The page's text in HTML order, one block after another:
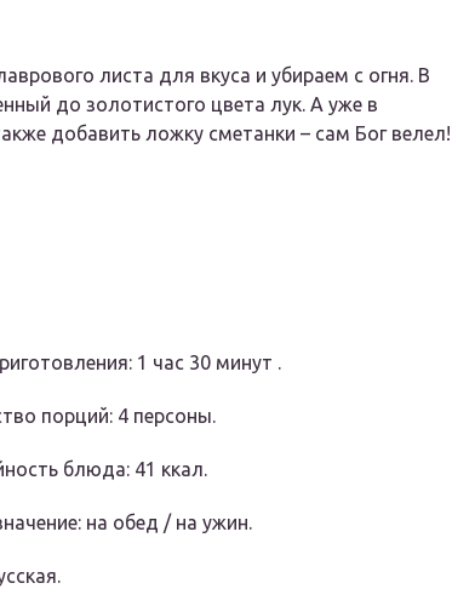
листа для вкуса и убираем с огня. В
до золотистого цвета лук. А уже в
добавить ложку сметанки – сам Бог велел!
1 час 30 минут .
порций: 4 персоны.
блюда: 41 ккал.
на обед / на ужин.